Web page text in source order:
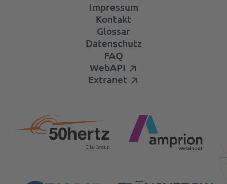
Impressum
Kontakt
Glossar
Datenschutz
FAQ
WebAPI
Extranet